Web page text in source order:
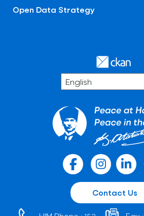
Open Data Strategy
Contact Us